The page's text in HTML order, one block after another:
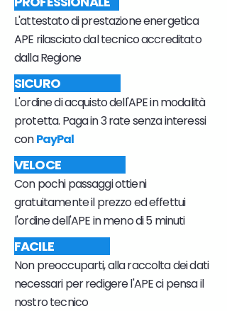
L'attestato di prestazione energetica
APE rilasciato dal tecnico accreditato
dalla Regione
SICURO
L'ordine di acquisto dell'APE in modalità
protetta. Paga in 3 rate senza interessi
conPayPal
VELOCE
Con pochi passaggi ottieni
gratuitamente il prezzo ed effettui
l'ordine dell'APE in meno di 5 minuti
FACILE
Non preoccuparti, alla raccolta dei dati
necessari per redigere l'APE ci pensa il
nostro tecnico